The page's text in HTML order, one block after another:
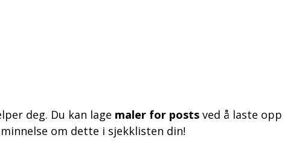
deg. Du kan lage maler for posts ved å laste opp
om dette i sjekklisten din!